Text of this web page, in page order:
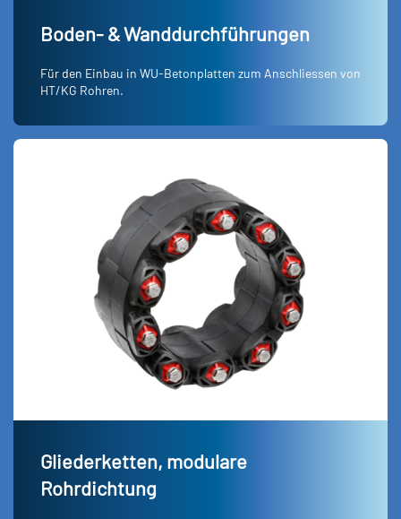
Boden- & Wanddurchführungen
Für den Einbau in WU-Betonplatten zum Anschliessen von
HT/KG Rohren.
Gliederketten, modulare
Rohrdichtung